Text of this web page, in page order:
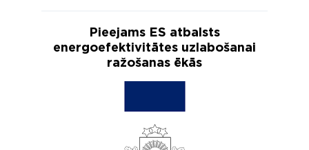
Pieejams ES atbalsts
energoefektivitātes uzlabošanai
ražošanas ēkās